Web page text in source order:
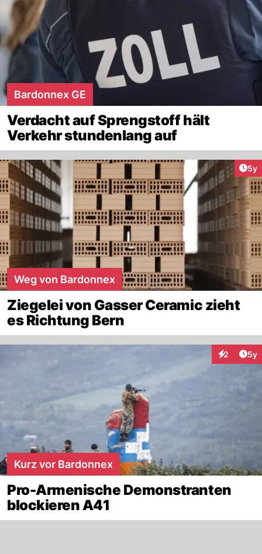
Bardonnex GE
Verdacht auf Sprengstoff hält
Verkehr stundenlang auf
5y
Weg von Bardonnex
Ziegelei von Gasser Ceramic zieht
es Richtung Bern
2 5y
Kurz vor Bardonnex
Pro-Armenische Demonstranten
blockieren A41